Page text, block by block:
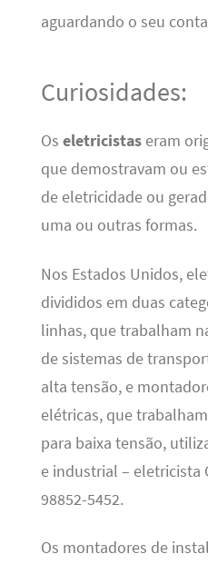
aguardando o seu
Curiosidades:
Os eletricistaseram
que demostravam ou
de eletricidade ou
uma ou outras formas.
Nos Estados Unidos,
divididos em duas
linhas, que trabalham
de sistemas de
alta tensão, e
elétricas, que
para baixa tensão,
e industrial – eletricista
98852-5452.
Os montadores de